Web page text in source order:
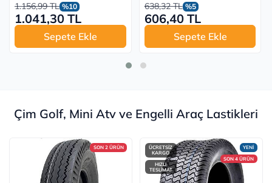
1.156,99 TL %10
1.041,30 TL
Sepete Ekle
638,32 TL %5
606,40 TL
Sepete Ekle
Çim Golf, Mini Atv ve Engelli Araç Lastikleri
SON 2 ÜRÜN
YENİ
SON 4 ÜRÜN
ÜCRETSİZ
KARGO
HIZLI
TESLİMAT